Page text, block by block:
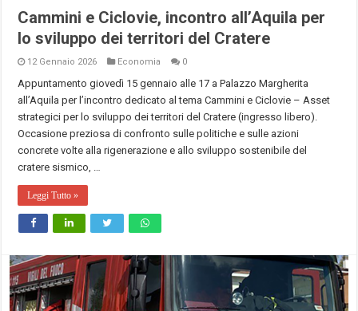
Cammini e Ciclovie, incontro all’Aquila per
lo sviluppo dei territori del Cratere
12 Gennaio 2026 Economia 0
Appuntamento giovedì 15 gennaio alle 17 a Palazzo Margherita
all’Aquila per l’incontro dedicato al tema Cammini e Ciclovie – Asset
strategici per lo sviluppo dei territori del Cratere (ingresso libero).
Occasione preziosa di confronto sulle politiche e sulle azioni
concrete volte alla rigenerazione e allo sviluppo sostenibile del
cratere sismico, …
Leggi Tutto »